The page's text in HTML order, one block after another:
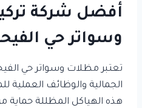
أفضل شركة
وسواتر حي
تعتبر مظلات وسواتر حي
الجمالية والوظائف العملية
هذه الهياكل المظللة